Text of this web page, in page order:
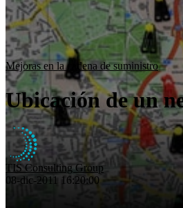
Mejoras en la cadena de suministro
Ubicación de un
TIS Consulting Group
08-dic-2011 16:20:00